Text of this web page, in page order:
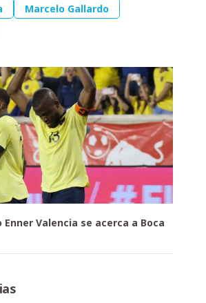
Marcelo Gallardo
Valencia se acerca a Boca